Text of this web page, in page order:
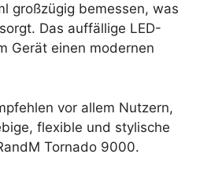
großzügig bemessen, was
Das auffällige LED-
Gerät einen modernen
vor allem Nutzern,
flexible und stylische
Tornado 9000.